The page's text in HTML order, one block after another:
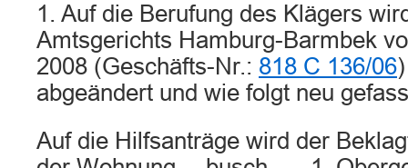
1. Auf die Berufung des Klägers
Amtsgerichts Hamburg-Barmbek
2008 (Geschäfts-Nr.: 818 C 136/06
abgeändert und wie folgt neu
Auf die Hilfsanträge wird der